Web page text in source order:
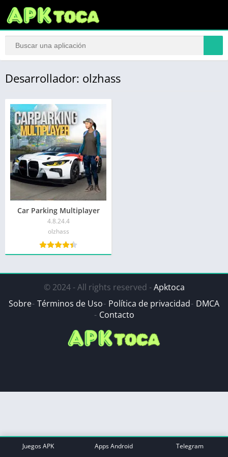
Desarrollador: olzhass
Car Parking Multiplayer
4.8.24.4
olzhass
© 2024 - All rights reserved -Apktoca
Sobre Términos de Uso Política de privacidad DMCA
Contacto
Juegos APK Apps Android Telegram